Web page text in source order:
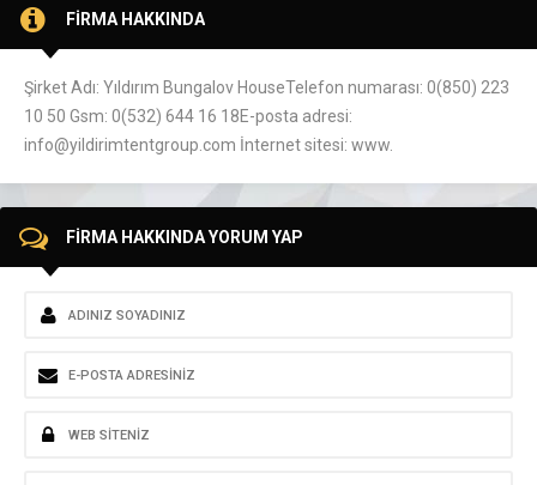
FİRMA HAKKINDA
Şirket Adı: Yıldırım Bungalov HouseTelefon numarası: 0(850) 223
10 50 Gsm: 0(532) 644 16 18E-posta adresi:
info@yildirimtentgroup.com İnternet sitesi: www.
FİRMA HAKKINDA YORUM YAP